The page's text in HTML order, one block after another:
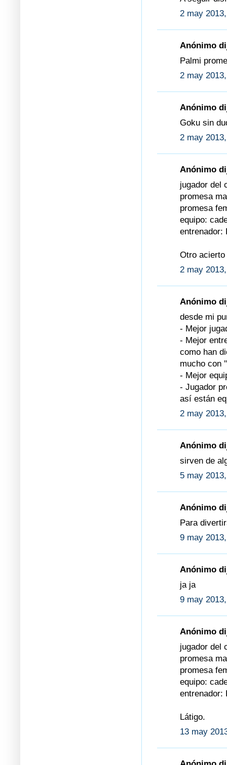
2 may
Anónimo
Palmi
2 may
Anónimo
Goku sin
2 may
Anónimo
jugador del
promesa
promesa
equipo:
entrenador:
Otro
2 may
Anónimo
desde mi
- Mejor
- Mejor
como han
mucho con
- Mejor
- Jugador
así están
2 may
Anónimo
sirven de
5 may
Anónimo
Para
9 may
Anónimo
ja ja
9 may
Anónimo
jugador del
promesa
promesa
equipo:
entrenador:
Látigo.
13 may